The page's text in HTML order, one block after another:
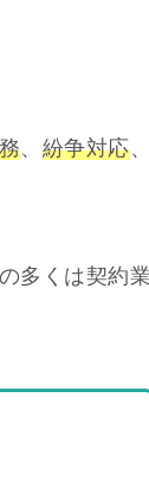
、 紛争対応
多くは契約